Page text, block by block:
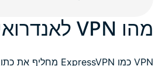
מהו VPN לאנדרואיד?